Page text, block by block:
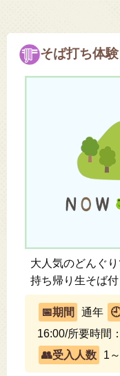
そば打ち体験
大人気のどんぐ
持ち帰り生そば
通年
16:00/所要時間
1